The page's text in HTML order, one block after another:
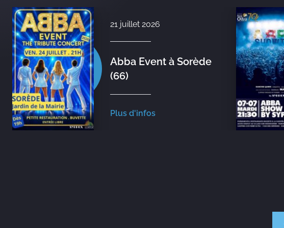
21 juillet 2026
Abba Event à Sorède
(66)
Plus d'infos